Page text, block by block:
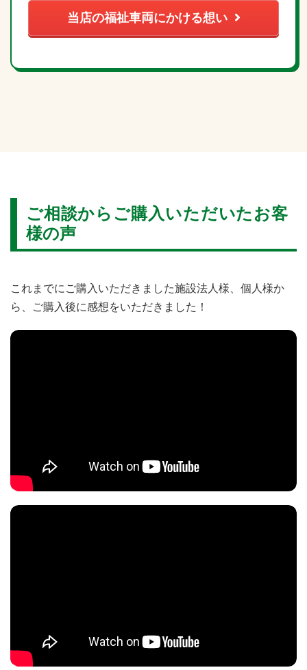
当店の福祉車両にかける想い
ご相談からご購入いただいたお客
様の声
これまでにご購入いただきました施設法人様、個人様か
ら、ご購入後に感想をいただきました！